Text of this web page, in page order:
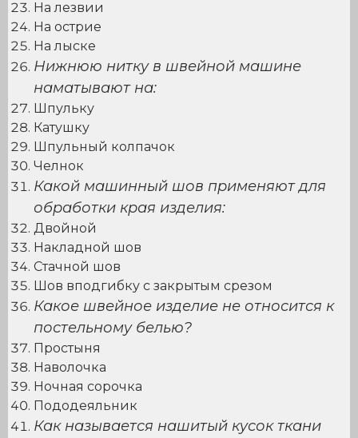
На лезвии
На острие
На лыске
Нижнюю нитку в швейной машине
наматывают на:
Шпульку
Катушку
Шпульный колпачок
Челнок
Какой машинный шов применяют для
обработки края изделия:
Двойной
Накладной шов
Стачной шов
Шов вподгибку с закрытым срезом
Какое швейное изделие не относится к
постельному белью?
Простыня
Наволочка
Ночная сорочка
Пододеяльник
Как называется нашитый кусок ткани